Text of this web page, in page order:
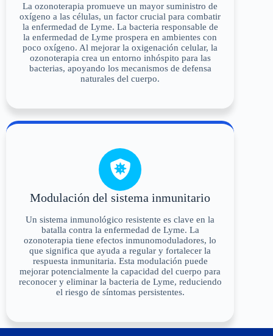
La ozonoterapia promueve un mayor suministro de
oxígeno a las células, un factor crucial para combatir
la enfermedad de Lyme. La bacteria responsable de
la enfermedad de Lyme prospera en ambientes con
poco oxígeno. Al mejorar la oxigenación celular, la
ozonoterapia crea un entorno inhóspito para las
bacterias, apoyando los mecanismos de defensa
naturales del cuerpo.
Modulación del sistema inmunitario
Un sistema inmunológico resistente es clave en la
batalla contra la enfermedad de Lyme. La
ozonoterapia tiene efectos inmunomoduladores, lo
que significa que ayuda a regular y fortalecer la
respuesta inmunitaria. Esta modulación puede
mejorar potencialmente la capacidad del cuerpo para
reconocer y eliminar la bacteria de Lyme, reduciendo
el riesgo de síntomas persistentes.